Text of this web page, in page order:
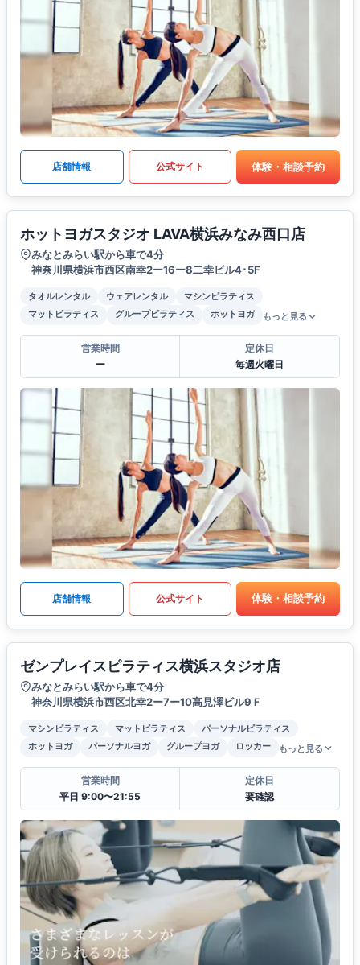
店舗情報 公式サイト 体験・相談予約
ホットヨガスタジオ LAVA横浜みなみ西口店
みなとみらい駅から車で4分
神奈川県横浜市西区南幸2ー16ー8二幸ビル4･5F
タオルレンタル ウェアレンタル
マシンピラティス
マットピラティス
グループピラティス ホットヨガ もっと見る
営業時間
ー
定休日
毎週火曜日
店舗情報 公式サイト 体験・相談予約
ゼンプレイスピラティス横浜スタジオ店
みなとみらい駅から車で4分
神奈川県横浜市西区北幸2ー7ー10高見澤ビル9Ｆ
マシンピラティス マットピラティス
パーソナルピラティス
ホットヨガ
パーソナルヨガ グループヨガ ロッカー もっと見る
営業時間
平日 9:00〜21:55
定休日
要確認